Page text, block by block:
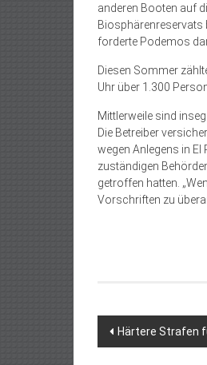
anderen Booten auf
Biosphärenreservats
forderte Podemos
Diesen Sommer
Uhr über 1.300
Mittlerweile sind
Die Betreiber
wegen Anlegens in
zuständigen
getroffen hatten.
Vorschriften zu
Härtere Strafen